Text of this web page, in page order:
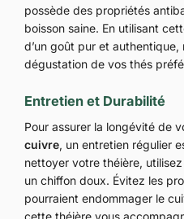
possède des propriétés
boisson saine. En utilisant
d’un goût pur et authentique,
dégustation de vos thés
Entretien et Durabilité
Pour assurer la longévité de
cuivre, un entretien régulier
nettoyer votre théière,
un chiffon doux. Évitez les
pourraient endommager le
cette théière vous